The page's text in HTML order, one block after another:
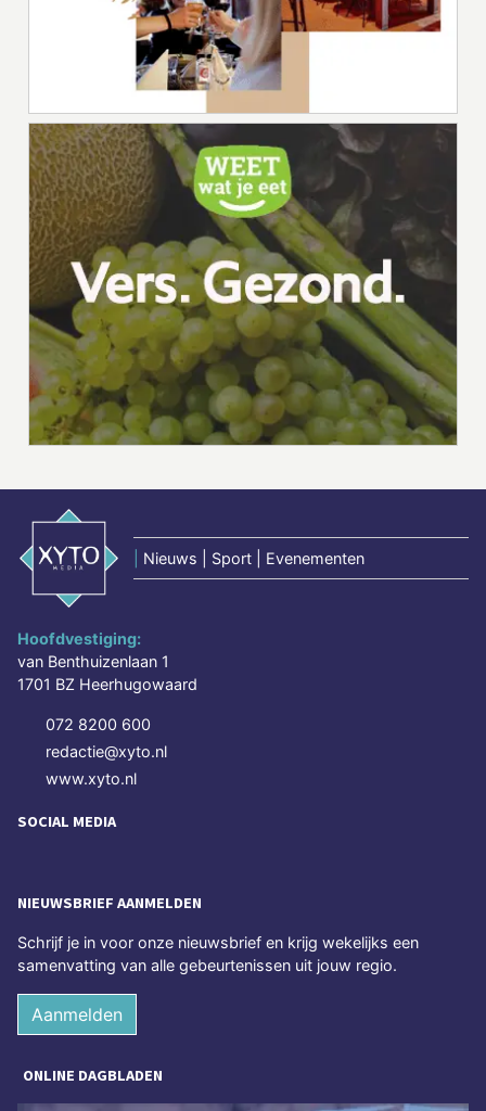
Nieuws | Sport | Evenementen
Hoofdvestiging:
van Benthuizenlaan 1
1701 BZ Heerhugowaard
072 8200 600
redactie@xyto.nl
www.xyto.nl
SOCIAL MEDIA
NIEUWSBRIEF AANMELDEN
Schrijf je in voor onze nieuwsbrief en krijg wekelijks een
samenvatting van alle gebeurtenissen uit jouw regio.
Aanmelden
ONLINE DAGBLADEN